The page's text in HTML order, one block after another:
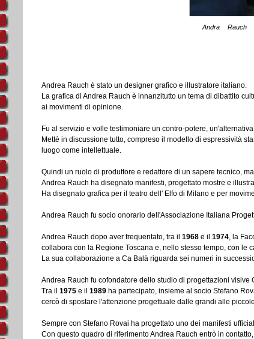
Andra
Andrea Rauch è stato un designer grafico e illustratore italiano.
La grafica di Andrea Rauch è innanzitutto un tema di dibattito
ai movimenti di opinione.
Fu al servizio e volle testimoniare un contro-potere,
Mettè in discussione tutto, compreso il modello di espressività
luogo come intellettuale.
Quindi un ruolo di produttore e redattore di un sapere tecnico,
Andrea Rauch ha disegnato manifesti, progettato mostre e
Ha disegnato grafica per il teatro dell' Elfo di Milano e per
Andrea Rauch fu socio onorario dell'Associazione Italiana
Andrea Rauch dopo aver frequentato, tra il 1968 e il 1974, la
collabora con la Regione Toscana e, nello stesso tempo, con le
La sua collaborazione a Ca Balà riguarda sei numeri in
Andrea Rauch fu cofondatore dello studio di progettazioni visive
Tra il 1975 e il 1989 ha partecipato, insieme al socio Stefano
cercò di spostare l'attenzione progettuale dalle grandi alle
Sempre con Stefano Rovai ha progettato uno dei manifesti
Con questo quadro di riferimento Andrea Rauch entrò in